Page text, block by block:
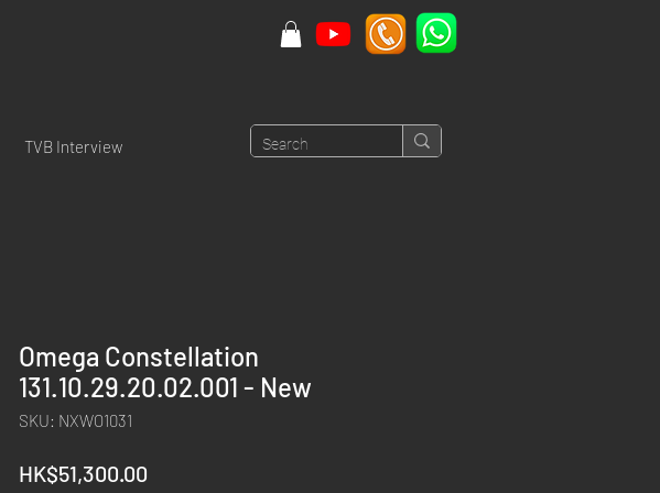
TVB Interview
Omega Constellation
131.10.29.20.02.001 - New
SKU: NXWO1031
HK$51,300.00